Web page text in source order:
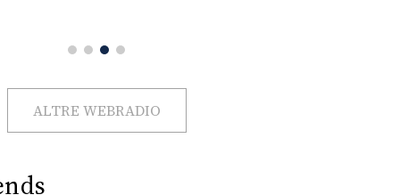
ALTRE WEBRADIO